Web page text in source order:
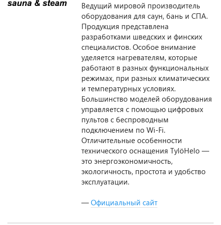
Ведущий мировой производитель
оборудования для саун, бань и СПА.
Продукция представлена
разработками шведских и финских
специалистов. Особое внимание
уделяется нагревателям, которые
работают в разных функциональных
режимах, при разных климатических
и температурных условиях.
Большинство моделей оборудования
управляется с помощью цифровых
пультов с беспроводным
подключением по Wi-Fi.
Отличительные особенности
технического оснащения TylöHelo —
это энергоэкономичность,
экологичность, простота и удобство
эксплуатации.
— Официальный сайт